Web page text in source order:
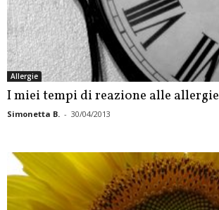
Allergie
I miei tempi di reazione alle allergie
Simonetta B. - 30/04/2013